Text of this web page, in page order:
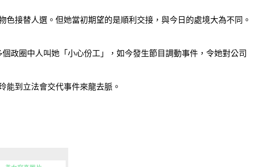
接替人選。但她當初期望的是順利交接，與今日的處境大為不同。
政圈中人叫她「小心份工」，如今發生節目調動事件，令她對公司
能到立法會交代事件來龍去脈。